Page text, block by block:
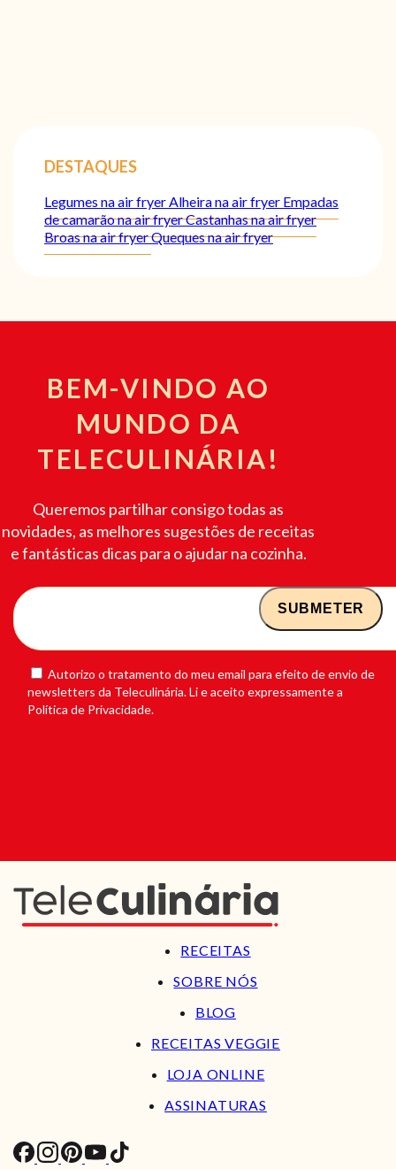
DESTAQUES
Legumes na air fryer Alheira na air fryer Empadas
de camarão na air fryerCastanhas na air fryer
Broas na air fryerQueques na air fryer
BEM-VINDO AO
MUNDO DA
TELECULINÁRIA!
Queremos partilhar consigo todas as
novidades, as melhores sugestões de receitas
e fantásticas dicas para o ajudar na cozinha.
Autorizo o tratamento do meu email para efeito de envio de
newsletters da Teleculinária. Li e aceito expressamente a
Política de Privacidade.
RECEITAS
SOBRE NÓS
BLOG
RECEITAS VEGGIE
LOJA ONLINE
ASSINATURAS